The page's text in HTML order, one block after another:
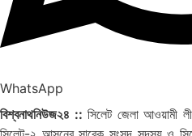
WhatsApp
বিশ্বনাথনিউজ২৪ :: সিলেট জেলা আওয়ামী